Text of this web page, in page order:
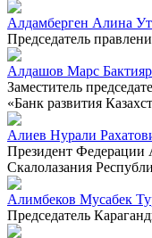
Алдамберген Алина
Председатель
Алдашов Марс
Заместитель
«Банк развития
Алиев Нурали
Президент Федерации
Скалолазания
Алимбеков Мусабек
Председатель